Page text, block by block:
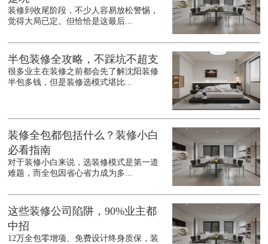
装修到收尾阶段，不少人容易放松警惕，
觉得大局已定。但恰恰是这最后...
半包装修全攻略，不踩坑不超支
很多业主在装修之前都会先了解沈阳装修
半包多钱，但是装修选模式堪比...
装修全包都包括什么？装修小白
必看指南
对于装修小白来说，选装修模式是第一道
难题，而全包因省心省力成为多...
这些装修公司陷阱，90%业主都
中招
12万全包零增项、免费设计终身质保，装